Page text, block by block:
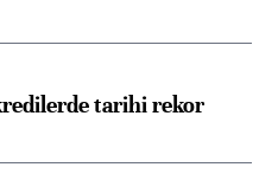
tarihi rekor